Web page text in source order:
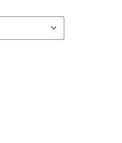
expand_more